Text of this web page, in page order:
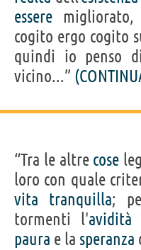
essere migliorato,
cogito ergo cogito
quindi io penso
vicino...”
“Tra le altre cose
loro con quale
vita
tranquilla;
tormenti l'avidità
paura e la speranza